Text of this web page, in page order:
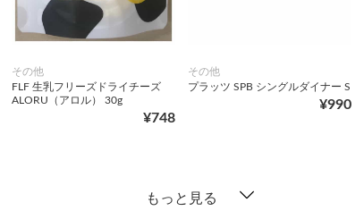
その他
FLF 生乳フリーズドライチーズ
ALORU（アロル） 30g
¥748
その他
プラッツ SPB シングルダイナー S
¥990
もっと見る